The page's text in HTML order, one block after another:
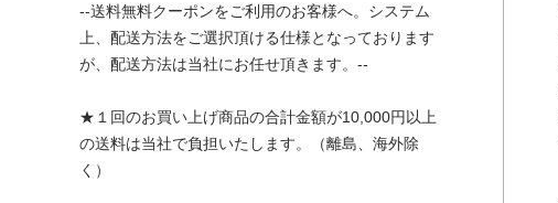
--送料無料クーポンをご利用のお客様へ。システム
上、配送方法をご選択頂ける仕様となっております
が、配送方法は当社にお任せ頂きます。--
★１回のお買い上げ商品の合計金額が10,000円以上
の送料は当社で負担いたします。（離島、海外除
く）